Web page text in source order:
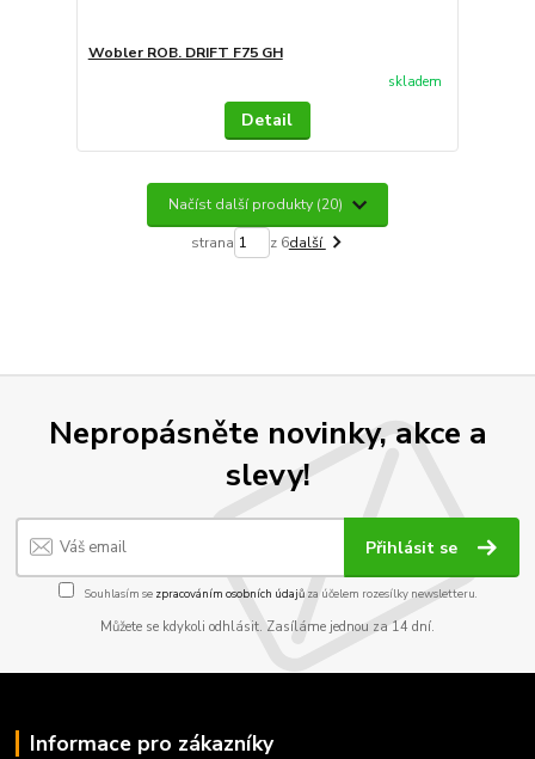
Wobler ROB. DRIFT F75 GH
skladem
Detail
Načíst další produkty (20)
strana z 6další
Nepropásněte novinky, akce a
slevy!
Přihlásit se
Souhlasím se zpracováním osobních údajůza účelem rozesílky newsletteru.
Můžete se kdykoli odhlásit. Zasíláme jednou za 14 dní.
Informace pro zákazníky